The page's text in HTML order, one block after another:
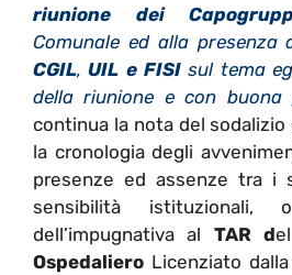
riunione dei
Comunale ed alla presenza
CGIL,UIL e FISIsul tema
della riunione e con buona
continua la nota del sodalizio
la cronologia degli
presenze ed assenze tra i
sensibilità istituzionali,
dell’impugnativa al TAR d
Ospedaliero Licenziato